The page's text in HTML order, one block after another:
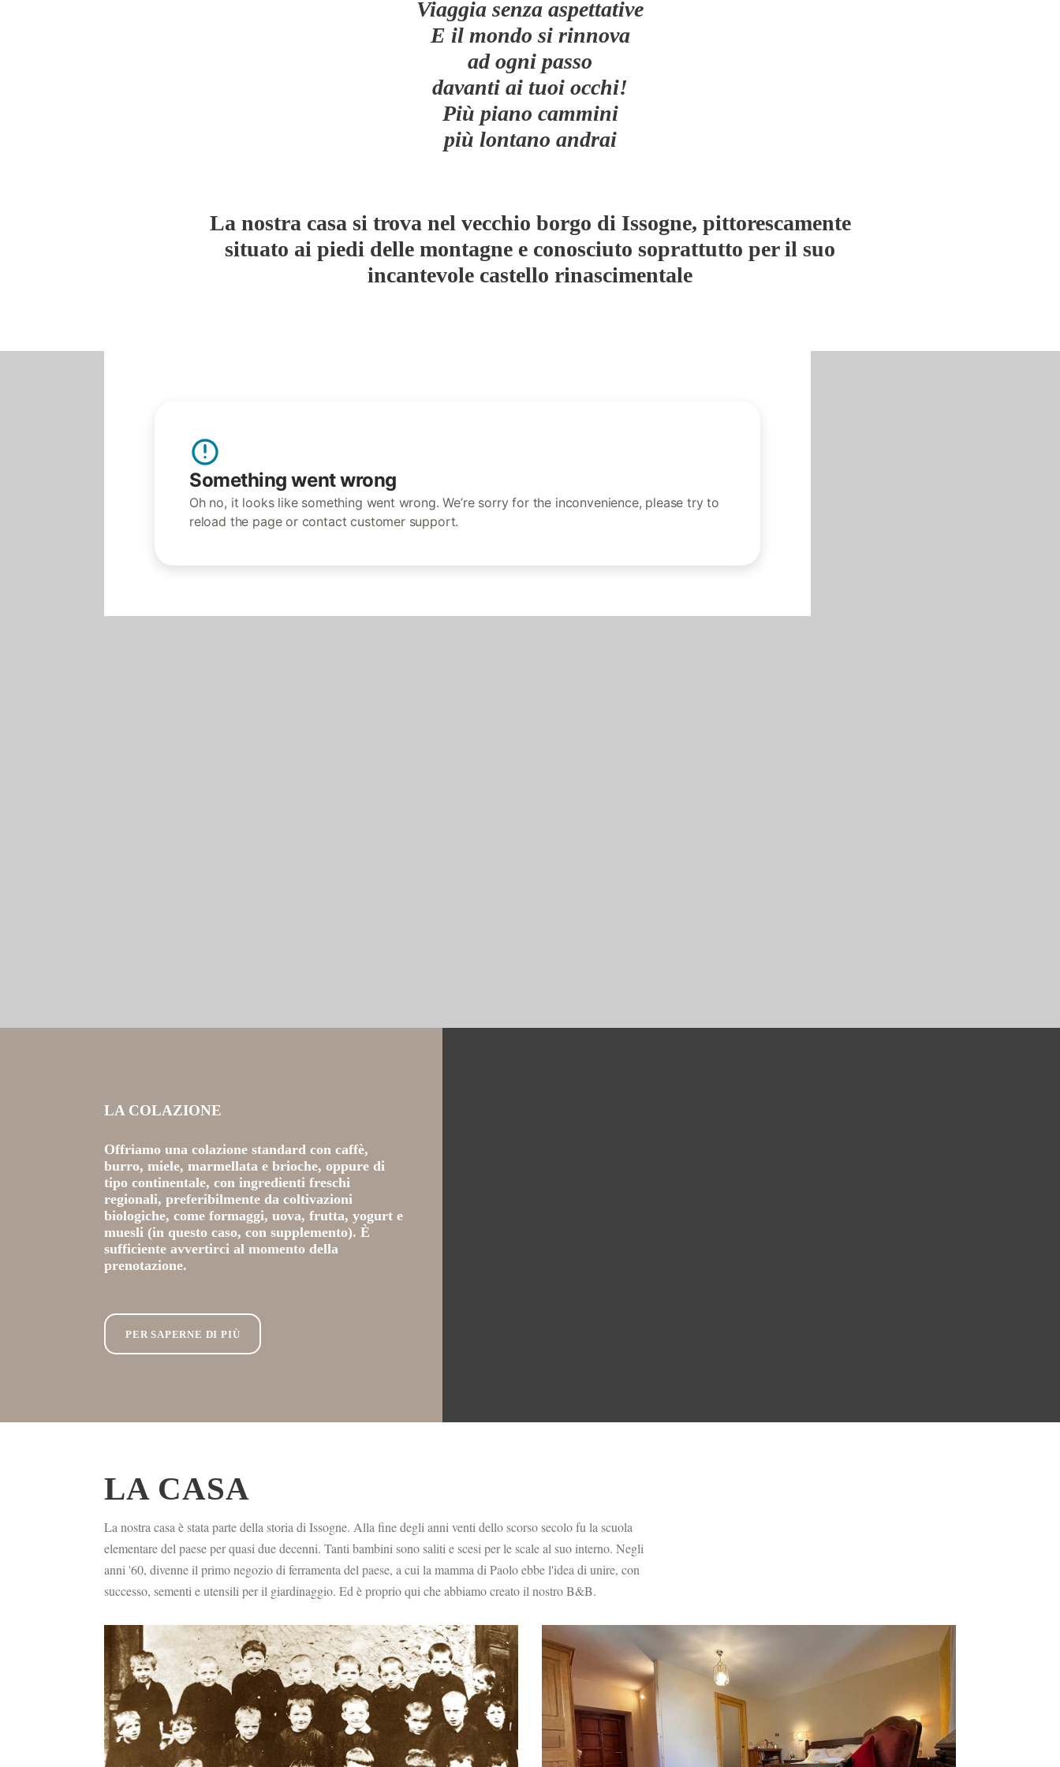
Viaggia senza aspettative
E il mondo si rinnova
ad ogni passo
davanti ai tuoi occhi!
Più piano cammini
più lontano andrai
La nostra casa si trova nel vecchio borgo di Issogne, pittorescamente
situato ai piedi delle montagne e conosciuto soprattutto per il suo
incantevole castello rinascimentale
LA COLAZIONE
Offriamo una colazione standard con caffè,
burro, miele, marmellata e brioche, oppure di
tipo continentale, con ingredienti freschi
regionali, preferibilmente da coltivazioni
biologiche, come formaggi, uova, frutta, yogurt e
muesli (in questo caso, con supplemento). È
sufficiente avvertirci al momento della
prenotazione.
PER SAPERNE DI PIÙ
LA CASA
La nostra casa è stata parte della storia di Issogne. Alla fine degli anni venti dello scorso secolo fu la scuola
elementare del paese per quasi due decenni. Tanti bambini sono saliti e scesi per le scale al suo interno. Negli
anni '60, divenne il primo negozio di ferramenta del paese, a cui la mamma di Paolo ebbe l'idea di unire, con
successo, sementi e utensili per il giardinaggio. Ed è proprio qui che abbiamo creato il nostro B&B.